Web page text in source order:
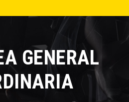
GENERAL